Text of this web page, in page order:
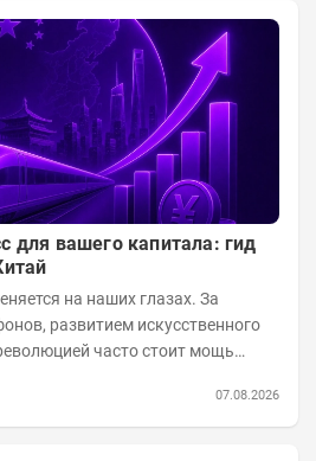
для вашего капитала: гид
на наших глазах. За
развитием искусственного
часто стоит мощь
07.08.2026